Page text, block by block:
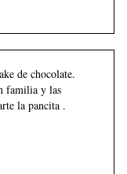
de chocolate.
familia y las
la pancita .